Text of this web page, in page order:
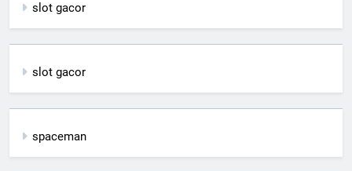
slot gacor
slot gacor
spaceman